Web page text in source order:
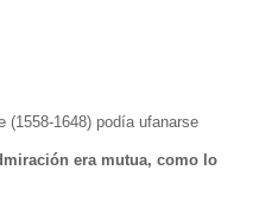
(1558-1648) podía ufanarse
era mutua, como lo